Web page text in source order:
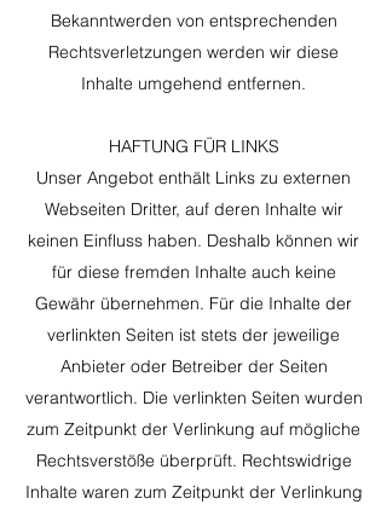
Bekanntwerden von entsprechenden
Rechtsverletzungen werden wir diese
Inhalte umgehend entfernen.
HAFTUNG FÜR LINKS
Unser Angebot enthält Links zu externen
Webseiten Dritter, auf deren Inhalte wir
keinen Einfluss haben. Deshalb können wir
für diese fremden Inhalte auch keine
Gewähr übernehmen. Für die Inhalte der
verlinkten Seiten ist stets der jeweilige
Anbieter oder Betreiber der Seiten
verantwortlich. Die verlinkten Seiten wurden
zum Zeitpunkt der Verlinkung auf mögliche
Rechtsverstöße überprüft. Rechtswidrige
Inhalte waren zum Zeitpunkt der Verlinkung